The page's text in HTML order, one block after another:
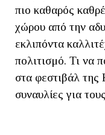
πιο καθαρός
χώρου από την
εκλιπόντα
πολιτισμό. Τι να
στα φεστιβάλ
συναυλίες για